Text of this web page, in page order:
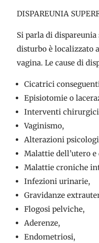
DISPAREUNIA
Si parla di
disturbo è localizzato
vagina. Le cause di
Cicatrici
Episiotomie o
Interventi
Vaginismo,
Alterazioni
Malattie dell’utero e
Malattie croniche
Infezioni urinarie,
Gravidanze
Flogosi pelviche,
Aderenze,
Endometriosi,